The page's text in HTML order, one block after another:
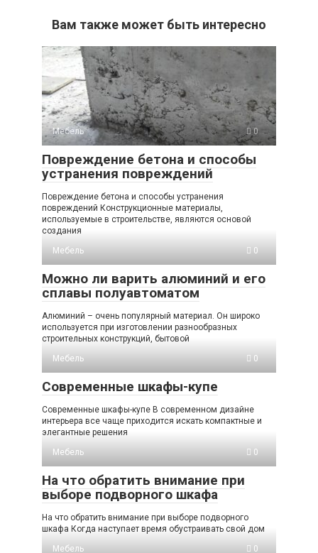
Вам также может быть интересно
Мебель 0
Повреждение бетона и способы
устранения повреждений
Повреждение бетона и способы устранения
повреждений Конструкционные материалы,
используемые в строительстве, являются основой
создания
Мебель
0
Можно ли варить алюминий и его
сплавы полуавтоматом
Алюминий – очень популярный материал. Он широко
используется при изготовлении разнообразных
строительных конструкций, бытовой
Мебель
0
Современные шкафы-купе
Современные шкафы-купе В современном дизайне
интерьера все чаще приходится искать компактные и
элегантные решения
Мебель
0
На что обратить внимание при
выборе подворного шкафа
На что обратить внимание при выборе подворного
шкафа Когда наступает время обустраивать свой дом
Мебель
0